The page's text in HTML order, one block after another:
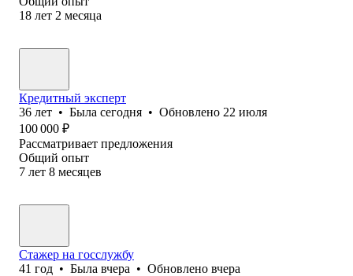
18 лет 2 месяца
Кредитный эксперт
36 лет • Была сегодня • Обновлено 22 июля
100 000 ₽
Рассматривает предложения
Общий опыт
7 лет 8 месяцев
Стажер на госслужбу
41 год • Была вчера • Обновлено вчера